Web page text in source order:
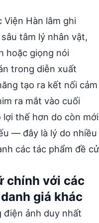
Hàn lâm ghi
tâm lý nhân vật,
hoặc giọng nói
trong diễn xuất
tạo ra kết nối cảm
ra mắt vào cuối
lợi thế hơn do còn mới
— đây là lý do nhiều
các tác phẩm đề cử
chính với các
giá khác
điện ảnh duy nhất